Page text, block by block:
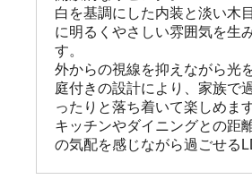
白を基調にした内装と淡い木
に明るくやさしい雰囲気を生
す。
外からの視線を抑えながら光
庭付きの設計により、家族で
ったりと落ち着いて楽しめます
キッチンやダイニングとの距
の気配を感じながら過ごせる